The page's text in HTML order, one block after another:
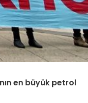
en büyük petrol